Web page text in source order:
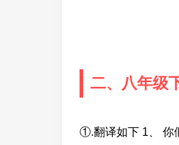
二、八年级
①.翻译如下 1、 你